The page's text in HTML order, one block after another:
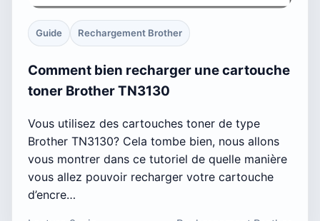
Guide Rechargement Brother
Comment bien recharger une cartouche
toner Brother TN3130
Vous utilisez des cartouches toner de type
Brother TN3130? Cela tombe bien, nous allons
vous montrer dans ce tutoriel de quelle manière
vous allez pouvoir recharger votre cartouche
d’encre…